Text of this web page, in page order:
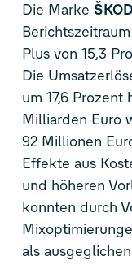
Die Marke
Plus von 15,3
Die
um 17,6 Prozent
Milliarden Euro
92 Millionen
Effekte aus
und höheren
konnten durch
als